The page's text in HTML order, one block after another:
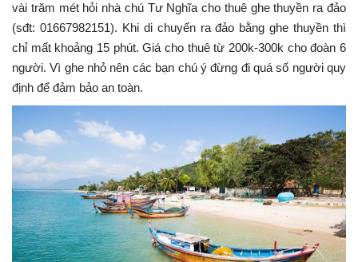
vài trăm mét hỏi nhà chú Tư Nghĩa cho thuê ghe thuyền ra đảo
(sđt: 01667982151). Khi di chuyển ra đảo bằng ghe thuyền thì
chỉ mất khoảng 15 phút. Giá cho thuê từ 200k-300k cho đoàn 6
người. Vì ghe nhỏ nên các bạn chú ý đừng đi quá số người quy
định để đảm bảo an toàn.